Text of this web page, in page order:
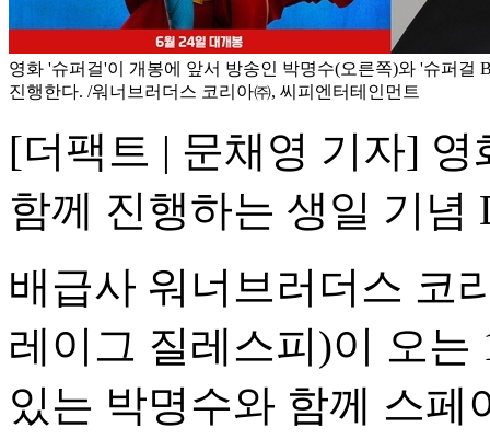
영화 '슈퍼걸'이 개봉에 앞서 방송인 박명수(오른쪽)와 '슈퍼걸
진행한다. /워너브러더스 코리아㈜, 씨피엔터테인먼트
[더팩트 | 문채영 기자]
함께 진행하는 생일 기념
배급사 워너브러더스 코
레이그 질레스피)이 오는
있는 박명수와 함께 스페